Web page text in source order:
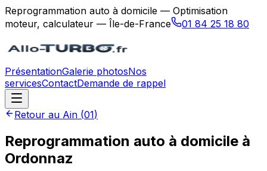
Reprogrammation auto à domicile — Optimisation
moteur, calculateur — Île-de-France
01 84 25 18 80
PrésentationGalerie photosNos
servicesContactDemande de rappel
Retour au Ain (01)
Reprogrammation auto à domicile à
Ordonnaz